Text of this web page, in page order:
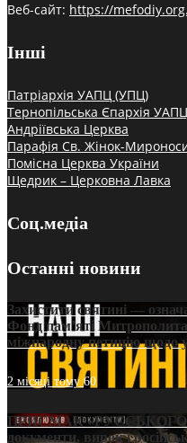
Веб-сайт: https://
Інші
Патріархія УАПЦ (УПЦ)
Тернопільська Єпархія
Андріївська Церква
Парафія Св. Жінок-
Помісна Церква України
Щедрик – Церковна Лавка
Соц.медіа
Останні новини
Захистити святині —
Фонд пам’яті
міжнародну петицію
2 місяці тому60
ПРИСМАК «РУССЬКОГО
документи, вирок і